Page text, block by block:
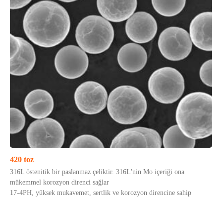
420 toz
316L östenitik bir paslanmaz çeliktir. 316L'nin Mo içeriği ona
mükemmel korozyon direnci sağlar
17-4PH, yüksek mukavemet, sertlik ve korozyon direncine sahip